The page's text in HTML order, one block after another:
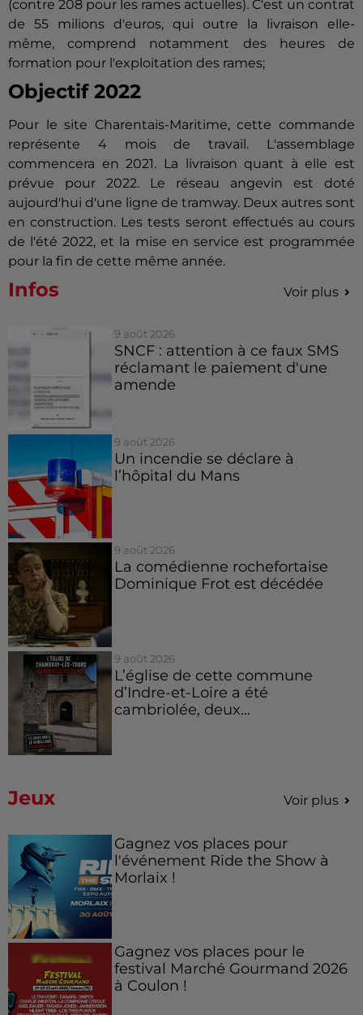
(contre 208 pour les rames actuelles). C'est un contrat
de 55 milions d'euros, qui outre la livraison elle-
même, comprend notamment des heures de
formation pour l'exploitation des rames;
Objectif 2022
Pour le site Charentais-Maritime, cette commande
représente 4 mois de travail. L'assemblage
commencera en 2021. La livraison quant à elle est
prévue pour 2022. Le réseau angevin est doté
aujourd'hui d'une ligne de tramway. Deux autres sont
en construction. Les tests seront effectués au cours
de l'été 2022, et la mise en service est programmée
pour la fin de cette même année.
Infos Voir plus
9 août 2026
SNCF : attention à ce faux SMS
réclamant le paiement d'une
amende
9 août 2026
Un incendie se déclare à
l’hôpital du Mans
9 août 2026
La comédienne rochefortaise
Dominique Frot est décédée
9 août 2026
L’église de cette commune
d’Indre-et-Loire a été
cambriolée, deux...
Jeux Voir plus
Gagnez vos places pour
l'événement Ride the Show à
Morlaix !
Gagnez vos places pour le
festival Marché Gourmand 2026
à Coulon !